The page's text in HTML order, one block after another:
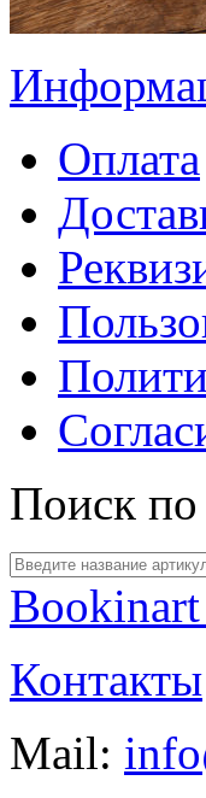
Оплата
Поиск по
Контакты
Mail: